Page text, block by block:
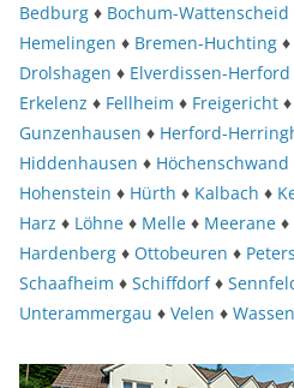
Bedburg ♦ Bochum-Wattenscheid
Hemelingen ♦ Bremen-Huchting ♦
Drolshagen ♦ Elverdissen-Herford
Erkelenz ♦ Fellheim ♦ Freigericht ♦
Gunzenhausen ♦ Herford-
Hiddenhausen ♦ Höchenschwand
Hohenstein ♦ Hürth ♦ Kalbach ♦
Harz ♦ Löhne ♦ Melle ♦ Meerane ♦
Hardenberg ♦ Ottobeuren ♦
Schaafheim ♦ Schiffdorf♦
Unterammergau ♦ Velen ♦